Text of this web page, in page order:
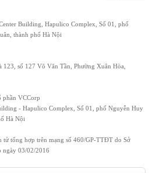
Building, Hapulico Complex, Số 01, phố
thành phố Hà Nội
123, số 127 Võ Văn Tần, Phường Xuân Hòa,
VCCorp
- Hapulico Complex, Số 01, phố Nguyễn Huy
Hà Nội
tử tổng hợp trên mạng số 460/GP-TTĐT do Sở
ngày 03/02/2016